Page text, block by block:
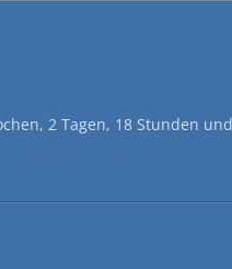
2 Tagen, 18 Stunden